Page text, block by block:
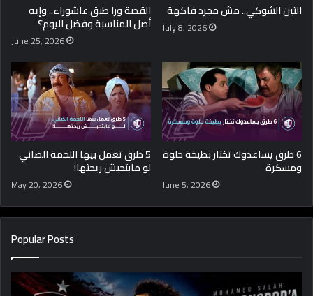
التين الشوكي.. مش مجرد فاكهة
July 8, 2026
القصة ورا طبق عاشوراء.. وإيه
أصل المناسبة وفضل اليوم؟
June 25, 2026
6 طرق يساعدوك تختار بطيخة حلوة
ومسكرة
June 5, 2026
5 طرق تعمل بيها اللحمة الضاني
لو مابتحبش ريحتها!
May 20, 2026
Popular Posts